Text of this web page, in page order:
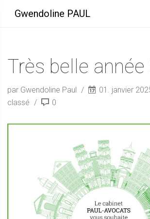
Gwendoline PAUL
Très belle année
par Gwendoline Paul 01. janvier
classé
0